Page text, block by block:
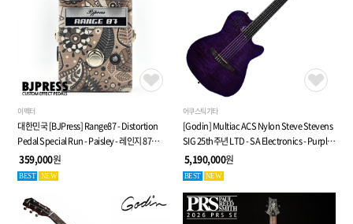
이펙터
대한민국 [BJPress] Range87 - Distortion
Pedal Special Run - Paisley - 레인지 87
디스토션 페달
359,000원
BEST NEW
어쿠스틱기타
[Godin] Multiac ACS Nylon Steve Stevens
SIG 25th주년 LTD - SA Electronics - Purple -
전자 클래식 기타 (053940)
5,190,000원
BEST NEW